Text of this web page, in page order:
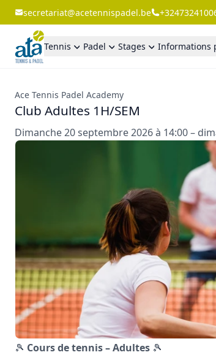
secretariat@acetennispadel.be
Tennis Padel Stages Informations
Ace Tennis Padel Academy
Club Adultes 1H/SEM
Dimanche 20 septembre 2026 à 14:00 –
🎾 Cours de tennis – Adultes 🎾